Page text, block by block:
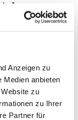
Anzeigen zu
Medien anbieten
zu
zu Ihrer
Partner für